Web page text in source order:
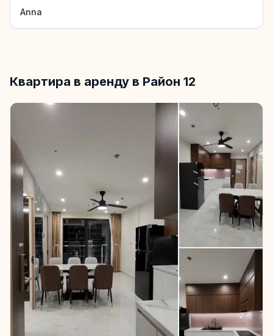
Anna
Квартира в аренду в Район 12